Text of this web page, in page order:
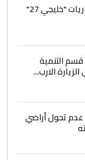
الاتحاد الخليجي يعلن جدول مباريات "خليجي 27"
التنمية
الارب...
عدم تحول أراضي